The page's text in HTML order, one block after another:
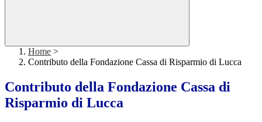
Home >
Contributo della Fondazione Cassa di Risparmio di Lucca
Contributo della Fondazione Cassa di
Risparmio di Lucca